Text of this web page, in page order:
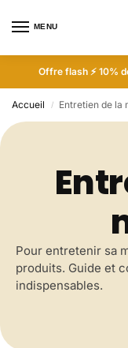
MENU
Offre flash ⚡ 10%
Accueil / Entretien de la
Pour entretenir sa
produits. Guide et
indispensables.